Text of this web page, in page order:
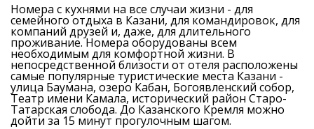
Номера с кухнями на все случаи жизни - для
семейного отдыха в Казани, для командировок, для
компаний друзей и, даже, для длительного
проживание. Номера оборудованы всем
необходимым для комфортной жизни. В
непосредственной близости от отеля расположены
самые популярные туристические места Казани -
улица Баумана, озеро Кабан, Богоявленский собор,
Театр имени Камала, исторический район Старо-
Татарская слобода. До Казанского Кремля можно
дойти за 15 минут прогулочным шагом.